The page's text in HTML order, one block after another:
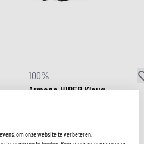
100%
Armega HiPER Kloug
15% korting op adviesprijs
om onze website te verbeteren,